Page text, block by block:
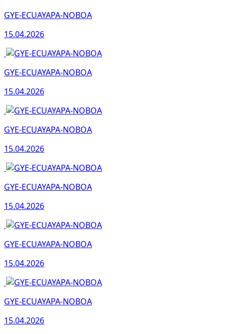
GYE-ECUAYAPA-NOBOA
15.04.2026
GYE-ECUAYAPA-NOBOA
15.04.2026
GYE-ECUAYAPA-NOBOA
15.04.2026
GYE-ECUAYAPA-NOBOA
15.04.2026
GYE-ECUAYAPA-NOBOA
15.04.2026
GYE-ECUAYAPA-NOBOA
15.04.2026